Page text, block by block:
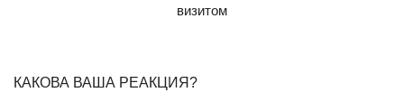
визитом
КАКОВА ВАША РЕАКЦИЯ?